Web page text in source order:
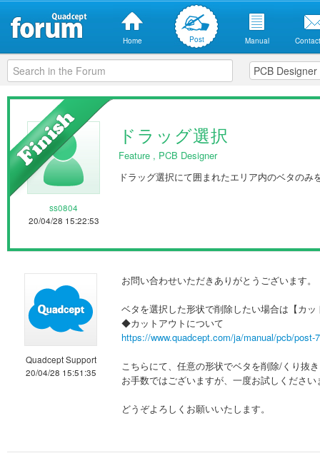
Home Post Manual
ss0804
20/04/28 15:22:53
ドラッグ選択
Feature , PCB Designer
ドラッグ選択にて囲まれたエリア内のベタの
Quadcept Support
20/04/28 15:51:35
お問い合わせいただきありがとうございます。
ベタを選択した形状で削除したい場合は【カ
◆カットアウトについて
https://www.quadcept.com/ja/manual/pcb/post-
こちらにて、任意の形状でベタを削除/くり抜
お手数ではございますが、一度お試しください
どうぞよろしくお願いいたします。